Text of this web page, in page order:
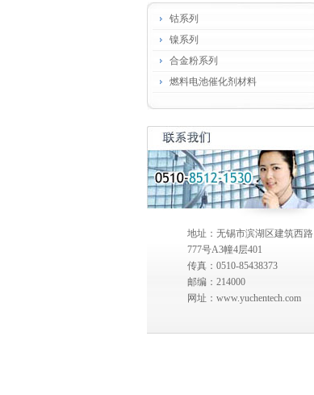
钴系列
镍系列
合金粉系列
燃料电池催化剂材料
地址：无锡市滨湖区建筑西路
777号A3幢4层401
传真：0510-85438373
邮编：214000
网址：www.yuchentech.com